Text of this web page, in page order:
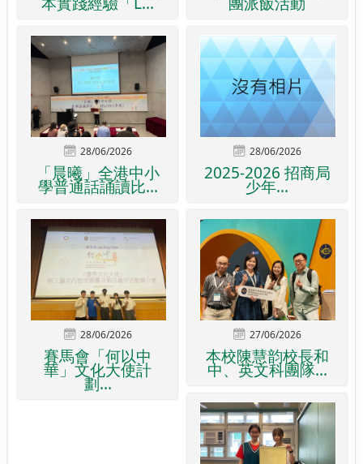
28/06/2026
「晨曦」全港中小
學普通話誦讀比...
28/06/2026
2025-2026 招商局
少年...
28/06/2026
賽馬會「何以中
華」文化大使計
劃...
27/06/2026
本校陳慧韵校長和
中、英文科團隊...